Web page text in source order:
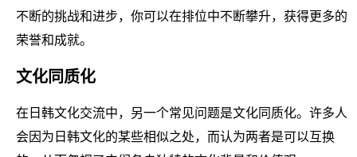
不断的挑战和进步，你可以在排位中不断攀升，获得更多的
荣誉和成就。
文化同质化
在日韩文化交流中，另一个常见问题是文化同质化。许多人
会因为日韩文化的某些相似之处，而认为两者是可以互换